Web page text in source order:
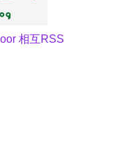
相互RSS